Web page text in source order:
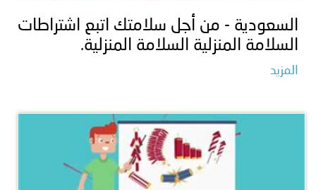
السعودية - من أجل سلامتك اتبع اشتراطات
السلامة المنزلية السلامة المنزلية.
المزيد